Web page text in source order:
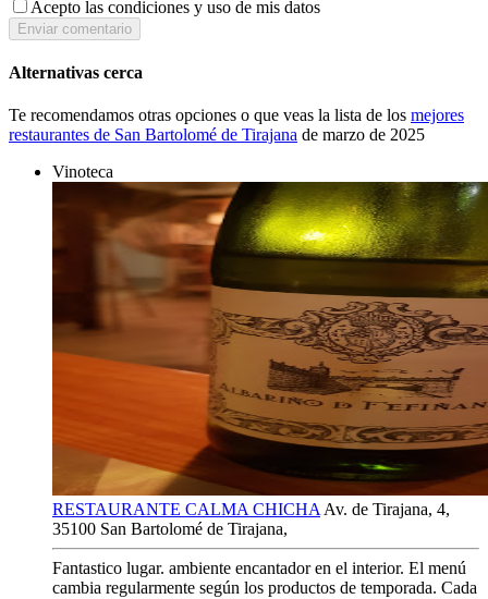
Acepto las condiciones y uso de mis datos
Enviar comentario
Alternativas cerca
Te recomendamos otras opciones o que veas la lista de los mejores
restaurantes de San Bartolomé de Tirajana de marzo de 2025
Vinoteca
RESTAURANTE CALMA CHICHA Av. de Tirajana, 4,
35100 San Bartolomé de Tirajana,
Fantastico lugar. ambiente encantador en el interior. El menú
cambia regularmente según los productos de temporada. Cada